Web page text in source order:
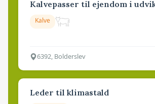
Kalvepasser til ejendom i
Kalve
6392, Bolderslev
Leder til klimastald